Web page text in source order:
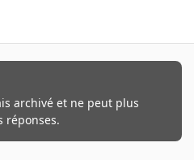
archivé et ne peut plus
réponses.